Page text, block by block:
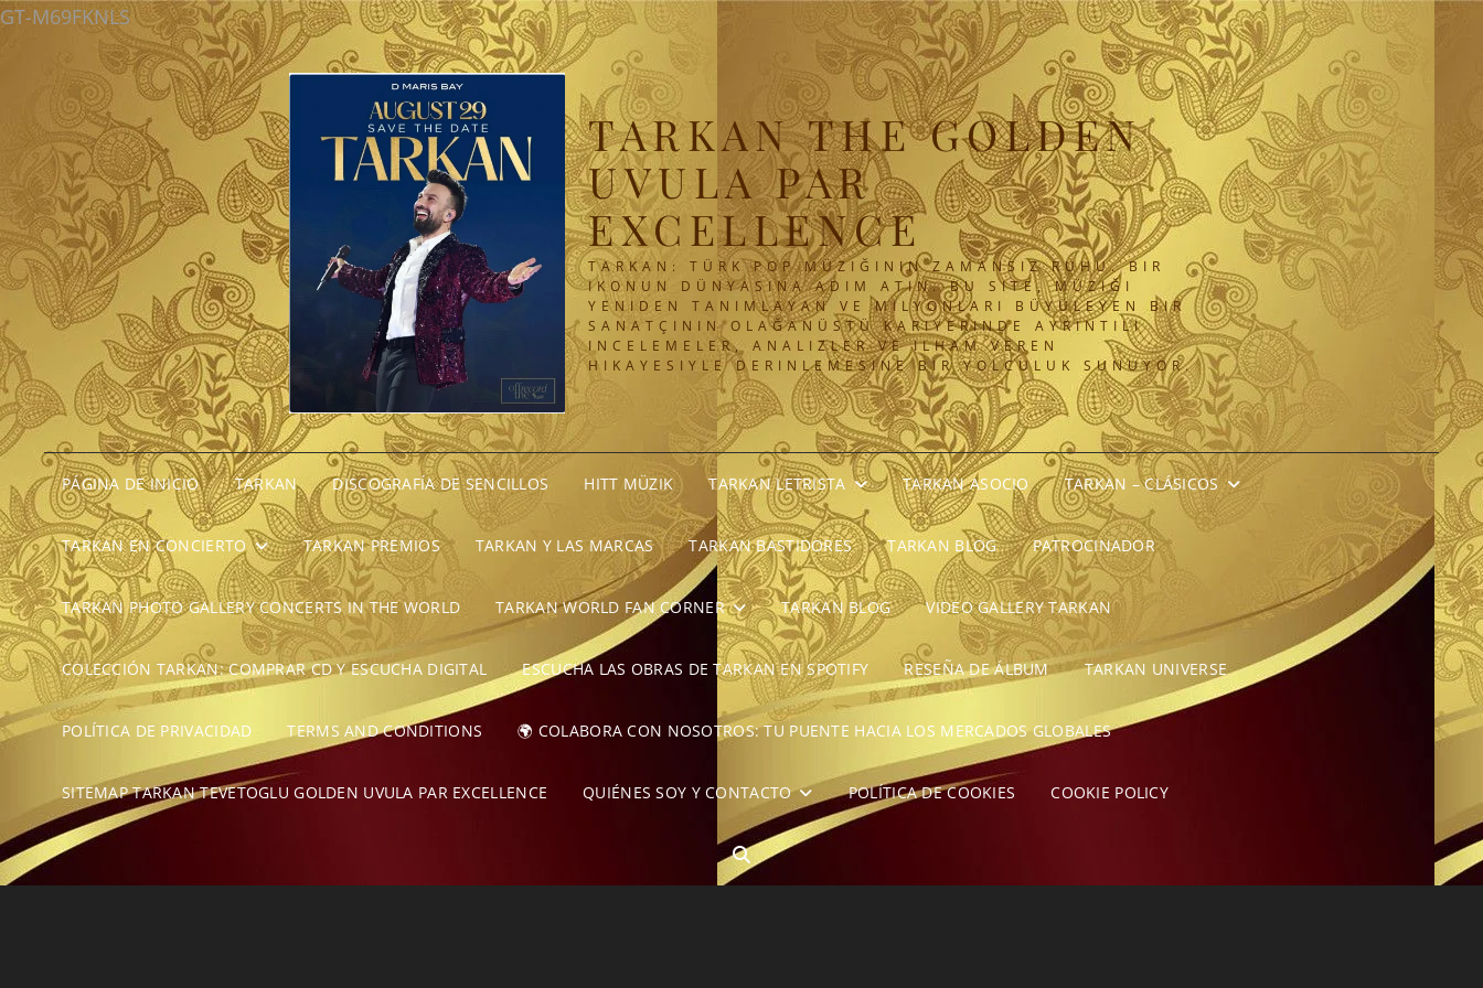
GT-M69FKNLS
TARKAN THE GOLDEN
UVULA PAR
EXCELLENCE
TARKAN: TÜRK POP MÜZIĞININ ZAMANSIZ RUHU. BIR
IKONUN DÜNYASINA ADIM ATIN. BU SITE, MÜZIĞI
YENIDEN TANIMLAYAN VE MILYONLARI BÜYÜLEYEN BIR
SANATÇININ OLAĞANÜSTÜ KARIYERINDE AYRINTILI
INCELEMELER, ANALIZLER VE ILHAM VEREN
HIKAYESIYLE DERINLEMESINE BIR YOLCULUK SUNUYOR.
PÁGINA DE INICIO TARKAN DISCOGRAFÍA DE SENCILLOS HITT MÜZIK TARKAN LETRISTA TARKAN ASOCIO TARKAN – CLÁSICOS
TARKAN EN CONCIERTO TARKAN PREMIOS TARKAN Y LAS MARCAS TARKAN BASTIDORES TARKAN BLOG PATROCINADOR
TARKAN PHOTO GALLERY CONCERTS IN THE WORLD TARKAN WORLD FAN CORNER TARKAN BLOG VIDEO GALLERY TARKAN
COLECCIÓN TARKAN: COMPRAR CD Y ESCUCHA DIGITAL ESCUCHA LAS OBRAS DE TARKAN EN SPOTIFY RESEÑA DE ÁLBUM TARKAN UNIVERSE
POLÍTICA DE PRIVACIDAD TERMS AND CONDITIONS 🌍 COLABORA CON NOSOTROS: TU PUENTE HACIA LOS MERCADOS GLOBALES
SITEMAP TARKAN TEVETOGLU GOLDEN UVULA PAR EXCELLENCE QUIÉNES SOY Y CONTACTO POLÍTICA DE COOKIES COOKIE POLICY
BUSCAR